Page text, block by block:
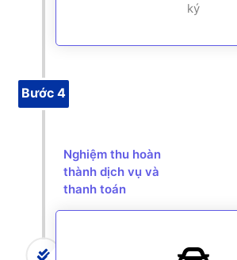
ký
Bước 4
Nghiệm thu hoàn
thành dịch vụ và
thanh toán